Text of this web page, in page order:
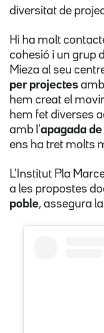
diversitat de
Hi ha molt
cohesió i un grup
Mieza al seu
per projectes
hem creat el
hem fet diverses
amb l'apagada
ens ha tret molts
L'Institut Pla
a les propostes
poble, assegura